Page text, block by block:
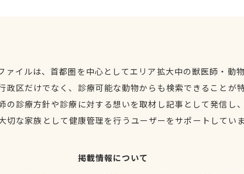
ァイルは、首都圏を中心としてエリア拡大中の獣医師・動
政区だけでなく、診療可能な動物からも検索できることが
の診療方針や診療に対する想いを取材し記事として発信し
切な家族として健康管理を行うユーザーをサポートしてい
掲載情報について